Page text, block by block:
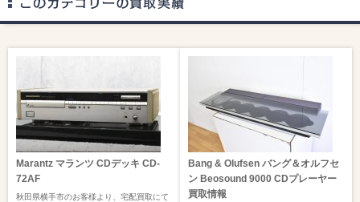
Marantz マランツ CDデッキ CD-
72AF
秋田県横手市のお客様より、宅配買取にて
Bang & Olufsen バング＆オルフセ
ン Beosound 9000 CDプレーヤー
買取情報